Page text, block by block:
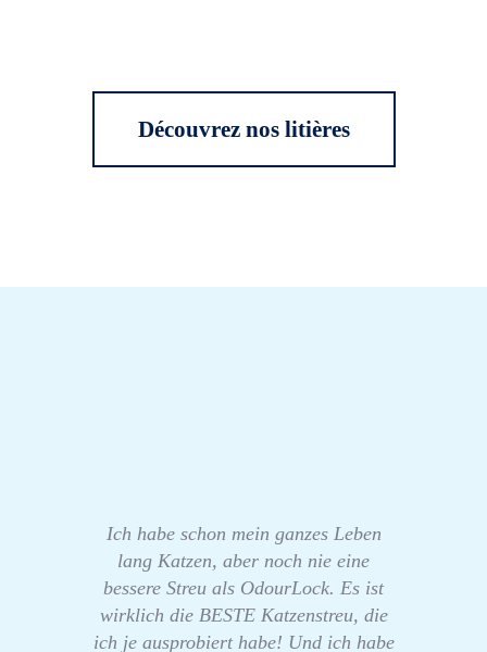
Découvrez nos litières
Ich habe schon mein ganzes Leben
lang Katzen, aber noch nie eine
bessere Streu als OdourLock. Es ist
wirklich die BESTE Katzenstreu, die
ich je ausprobiert habe! Und ich habe